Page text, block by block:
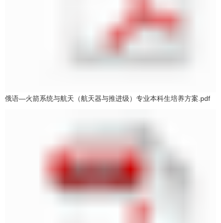
俄语—火箭系统与航天（航天器与推进级）专业本科生培养方案.pdf